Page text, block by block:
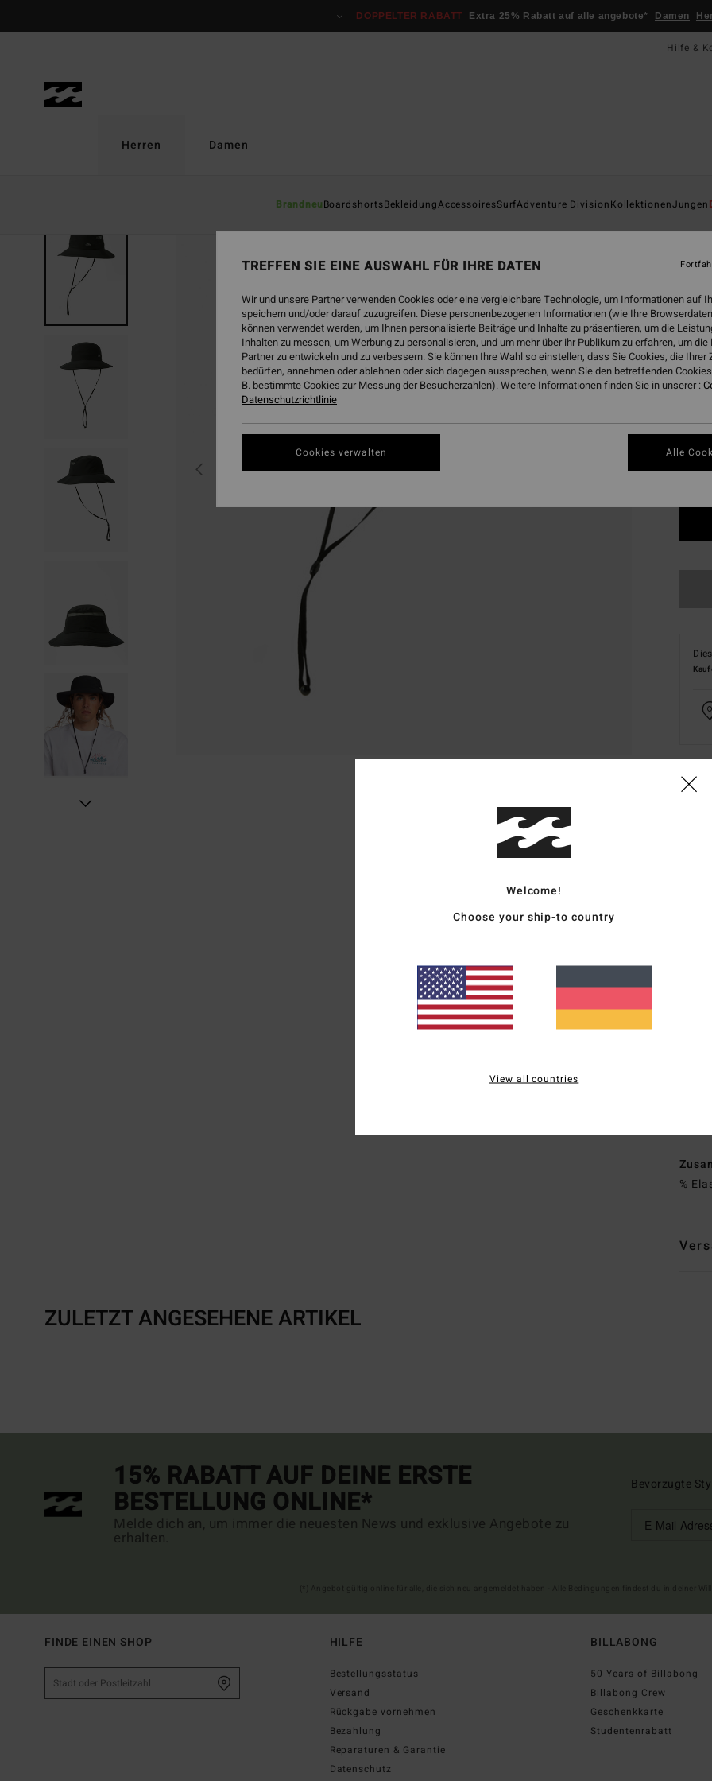
DOPPELTER RABATT Extra 25% Rabatt auf alle angebote* Damen
Hilfe &
Herren
BrandneuBoardshortsBekleidungAccessoiresSurfAdventure DivisionKollektionenJungen
Damen
ECO-
Farbe
%
ZULETZT ANGESEHENE ARTIKEL
15% RABATT AUF DEINE ERSTE
BESTELLUNG ONLINE*
Melde dich an, um immer die neuesten News und exklusive Angebote zu
erhalten.
Bevorzugte
FINDE EINEN SHOP HILFE
Bestellungsstatus
Versand
Rückgabe vornehmen
Bezahlung
Reparaturen & Garantie
Datenschutz
BILLABONG
50 Years of Billabong
Billabong Crew
Geschenkkarte
Studentenrabatt
Welcome!
Choose your ship-to country
View all countries
TREFFEN SIE EINE AUSWAHL FÜR IHRE DATEN
Wir und unsere Partner verwenden Cookies oder eine vergleichbare Technologie, um Informationen auf
speichern und/oder darauf zuzugreifen. Diese personenbezogenen Informationen (wie Ihre
können verwendet werden, um Ihnen personalisierte Beiträge und Inhalte zu präsentieren, um die
Inhalten zu messen, um Werbung zu personalisieren, und um mehr über ihr Publikum zu erfahren, um
Partner zu entwickeln und zu verbessern. Sie können Ihre Wahl so einstellen, dass Sie Cookies, die Ihrer
bedürfen, annehmen oder ablehnen oder sich dagegen aussprechen, wenn Sie den betreffenden
B. bestimmte Cookies zur Messung der Besucherzahlen). Weitere Informationen finden Sie in unserer :
Datenschutzrichtlinie
Cookies verwalten Alle